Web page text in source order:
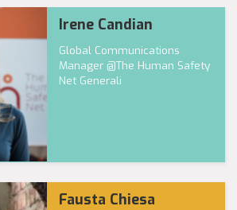
Irene Candian
Global Communications
Manager @The Human Safety
Net Generali
Fausta Chiesa